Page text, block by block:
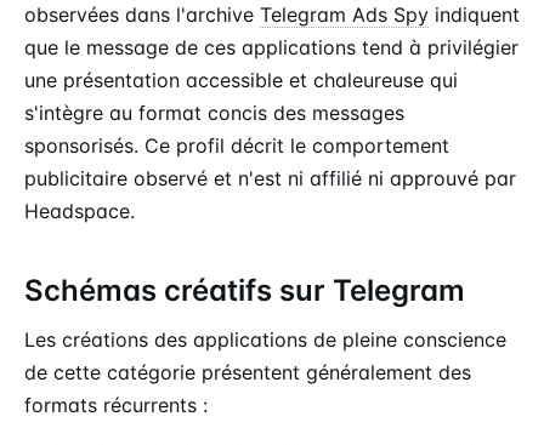
observées dans l'archive Telegram Ads Spy indiquent
que le message de ces applications tend à privilégier
une présentation accessible et chaleureuse qui
s'intègre au format concis des messages
sponsorisés. Ce profil décrit le comportement
publicitaire observé et n'est ni affilié ni approuvé par
Headspace.
Schémas créatifs sur Telegram
Les créations des applications de pleine conscience
de cette catégorie présentent généralement des
formats récurrents :